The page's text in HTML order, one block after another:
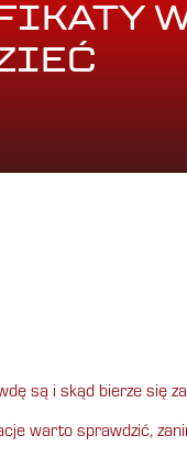
są i skąd bierze się
warto sprawdzić,